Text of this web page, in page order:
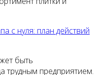
с нуля: план действий
быть
трудным предприятием.